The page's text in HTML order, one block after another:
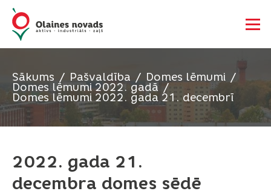
Sākums Pašvaldība Domes lēmumi
Domes lēmumi 2022. gadā
Domes lēmumi 2022. gada 21. decembrī
2022. gada 21.
decembra domes sēdē